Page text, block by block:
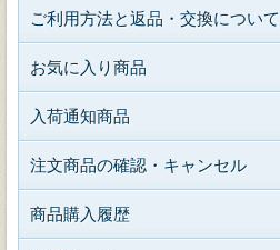
ご利用方法と返品・交換について
お気に入り商品
入荷通知商品
注文商品の確認・キャンセル
商品購入履歴